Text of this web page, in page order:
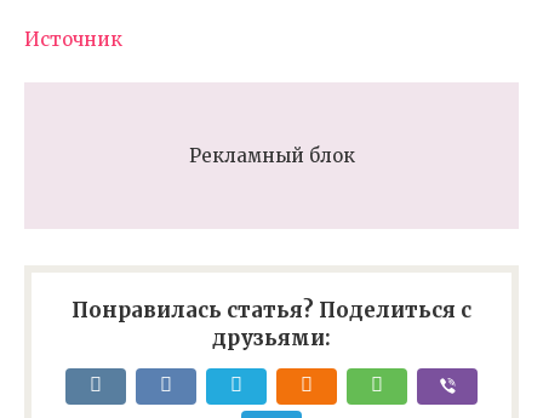
Источник
Рекламный блок
Понравилась статья? Поделиться с
друзьями: